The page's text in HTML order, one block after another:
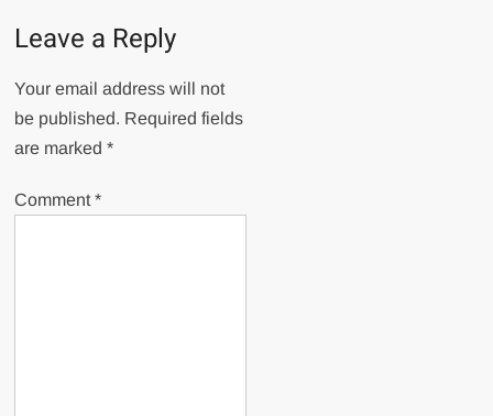
Leave a Reply
Your email address will not
be published. Required fields
are marked*
Comment*